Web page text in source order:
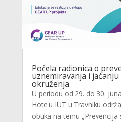
Počela radionica o
uznemiravanja i
okruženja
U periodu od 29. do 30.
Hotelu IUT u Travniku
obuka na temu „Prevencija